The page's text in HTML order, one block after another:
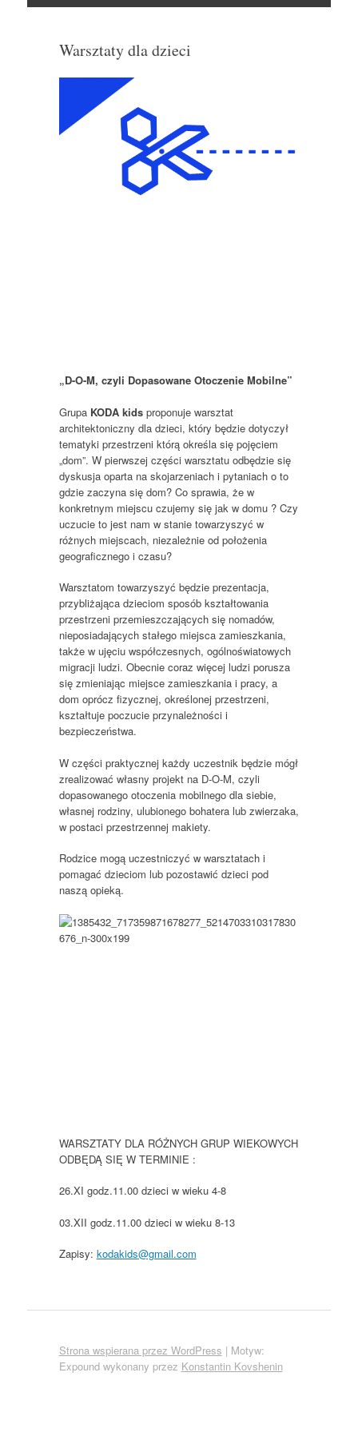
Warsztaty dla dzieci
„D-O-M, czyli Dopasowane Otoczenie Mobilne”
Grupa KODA kids proponuje warsztat
architektoniczny dla dzieci, który będzie dotyczył
tematyki przestrzeni którą określa się pojęciem
„dom”. W pierwszej części warsztatu odbędzie się
dyskusja oparta na skojarzeniach i pytaniach o to
gdzie zaczyna się dom? Co sprawia, że w
konkretnym miejscu czujemy się jak w domu ? Czy
uczucie to jest nam w stanie towarzyszyć w
różnych miejscach, niezależnie od położenia
geograficznego i czasu?
Warsztatom towarzyszyć będzie prezentacja,
przybliżająca dzieciom sposób kształtowania
przestrzeni przemieszczających się nomadów,
nieposiadających stałego miejsca zamieszkania,
także w ujęciu współczesnych, ogólnoświatowych
migracji ludzi. Obecnie coraz więcej ludzi porusza
się zmieniając miejsce zamieszkania i pracy, a
dom oprócz fizycznej, określonej przestrzeni,
kształtuje poczucie przynależności i
bezpieczeństwa.
W części praktycznej każdy uczestnik będzie mógł
zrealizować własny projekt na D-O-M, czyli
dopasowanego otoczenia mobilnego dla siebie,
własnej rodziny, ulubionego bohatera lub zwierzaka,
w postaci przestrzennej makiety.
Rodzice mogą uczestniczyć w warsztatach i
pomagać dzieciom lub pozostawić dzieci pod
naszą opieką.
WARSZTATY DLA RÓŻNYCH GRUP WIEKOWYCH
ODBĘDĄ SIĘ W TERMINIE :
26.XI godz.11.00 dzieci w wieku 4-8
03.XII godz.11.00 dzieci w wieku 8-13
Zapisy: kodakids@gmail.com
Strona wspierana przez WordPress | Motyw:
Expound wykonany przez Konstantin Kovshenin